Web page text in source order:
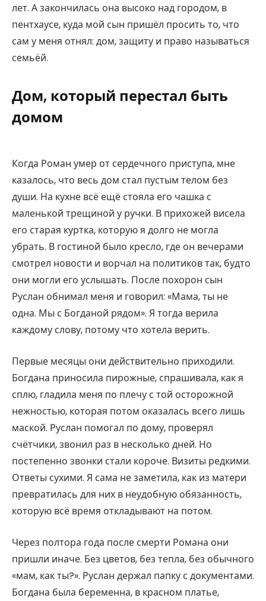
лет. А закончилась она высоко над городом, в
пентхаусе, куда мой сын пришёл просить то, что
сам у меня отнял: дом, защиту и право называться
семьёй.
Дом, который перестал быть
домом
Когда Роман умер от сердечного приступа, мне
казалось, что весь дом стал пустым телом без
души. На кухне всё ещё стояла его чашка с
маленькой трещиной у ручки. В прихожей висела
его старая куртка, которую я долго не могла
убрать. В гостиной было кресло, где он вечерами
смотрел новости и ворчал на политиков так, будто
они могли его услышать. После похорон сын
Руслан обнимал меня и говорил: «Мама, ты не
одна. Мы с Богданой рядом». Я тогда верила
каждому слову, потому что хотела верить.
Первые месяцы они действительно приходили.
Богдана приносила пирожные, спрашивала, как я
сплю, гладила меня по плечу с той осторожной
нежностью, которая потом оказалась всего лишь
маской. Руслан помогал по дому, проверял
счётчики, звонил раз в несколько дней. Но
постепенно звонки стали короче. Визиты редкими.
Ответы сухими. Я сама не заметила, как из матери
превратилась для них в неудобную обязанность,
которую всё время откладывают на потом.
Через полтора года после смерти Романа они
пришли иначе. Без цветов, без тепла, без обычного
«мам, как ты?». Руслан держал папку с документами.
Богдана была беременна, в красном платье,